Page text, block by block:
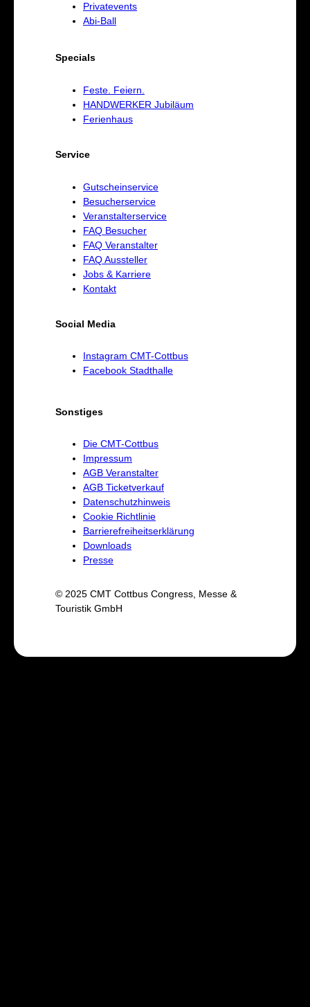
Privatevents
Abi-Ball
Specials
Feste. Feiern.
HANDWERKER Jubiläum
Ferienhaus
Service
Gutscheinservice
Besucherservice
Veranstalterservice
FAQ Besucher
FAQ Veranstalter
FAQ Aussteller
Jobs & Karriere
Kontakt
Social Media
Instagram CMT-Cottbus
Facebook Stadthalle
Sonstiges
Die CMT-Cottbus
Impressum
AGB Veranstalter
AGB Ticketverkauf
Datenschutzhinweis
Cookie Richtlinie
Barrierefreiheitserklärung
Downloads
Presse
© 2025 CMT Cottbus Congress, Messe &
Touristik GmbH